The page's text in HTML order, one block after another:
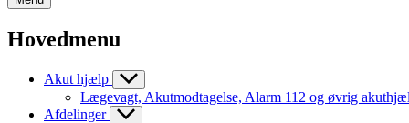
Hovedmenu
Akut hjælp
Lægevagt, Akutmodtagelse, Alarm 112 og øvrig
Afdelinger